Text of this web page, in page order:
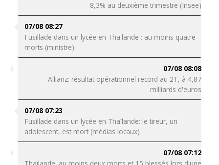
8,3% au deuxième trimestre (Insee)
07/08 08:27
Fusillade dans un lycée en Thaïlande : au moins quatre
morts (ministre)
07/08 08:08
Allianz: résultat opérationnel record au 2T, à 4,87
milliards d'euros
07/08 07:23
Fusillade dans un lycée en Thaïlande: le tireur, un
adolescent, est mort (médias locaux)
07/08 07:12